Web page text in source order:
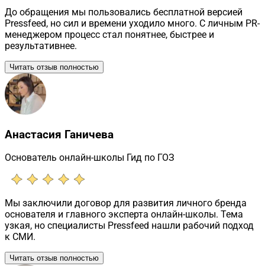
До обращения мы пользовались бесплатной версией
Pressfeed, но сил и времени уходило много. С личным PR-
менеджером процесс стал понятнее, быстрее и
результативнее.
Читать отзыв полностью
Анастасия Ганичева
Основатель онлайн-школы Гид по ГОЗ
Мы заключили договор для развития личного бренда
основателя и главного эксперта онлайн-школы. Тема
узкая, но специалисты Pressfeed нашли рабочий подход
к СМИ.
Читать отзыв полностью